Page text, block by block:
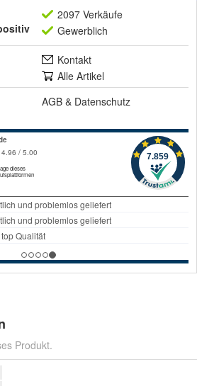
2097 Verkäufe
Gewerblich
Kontakt
Alle Artikel
AGB & Datenschutz
Produkt.